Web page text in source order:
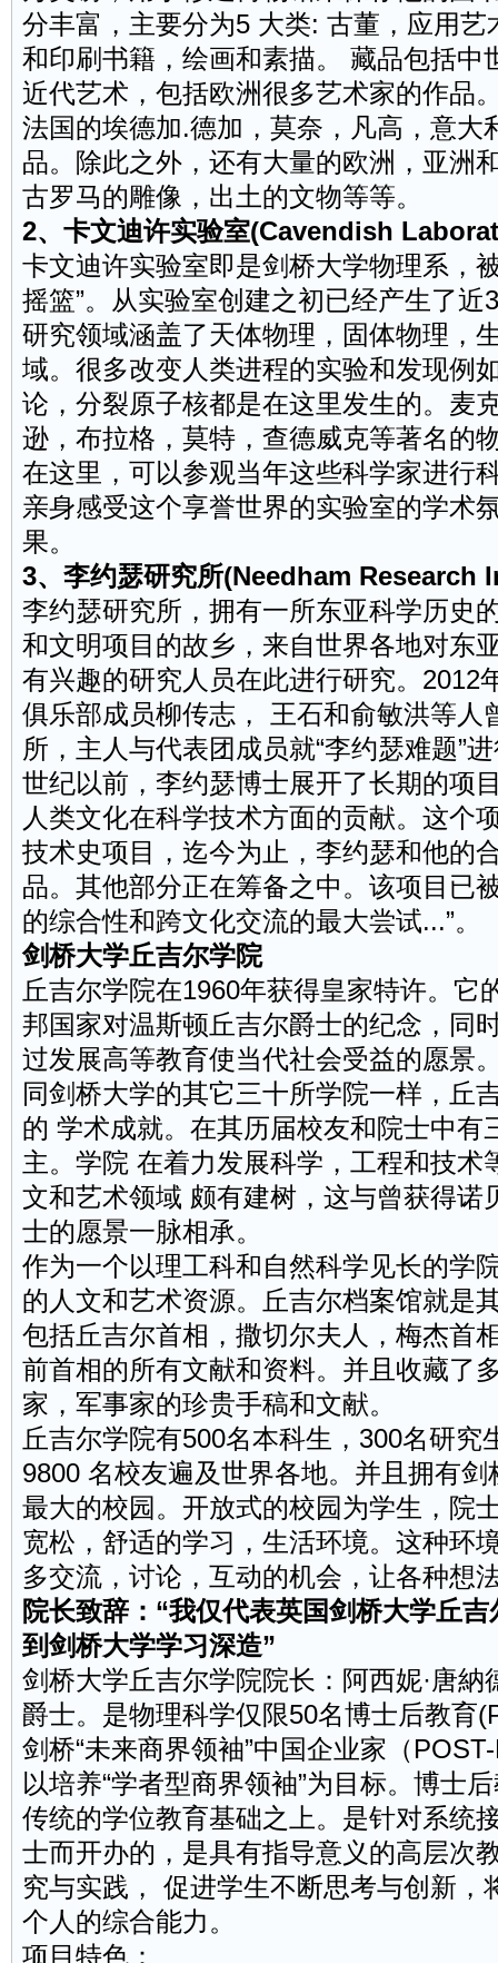
分丰富，主要分为5 大类: 古董，应用艺
和印刷书籍，绘画和素描。 藏品包括中
近代艺术，包括欧洲很多艺术家的作品
法国的埃德加.德加，莫奈，凡高，意大
品。除此之外，还有大量的欧洲，亚洲
古罗马的雕像，出土的文物等等。
2、卡文迪许实验室(Cavendish
卡文迪许实验室即是剑桥大学物理系，
摇篮”。从实验室创建之初已经产生了近
研究领域涵盖了天体物理，固体物理，
域。很多改变人类进程的实验和发现例
论，分裂原子核都是在这里发生的。麦
逊，布拉格，莫特，查德威克等著名的
在这里，可以参观当年这些科学家进行
亲身感受这个享誉世界的实验室的学术
果。
3、李约瑟研究所(Needham Research
李约瑟研究所，拥有一所东亚科学历史
和文明项目的故乡，来自世界各地对东
有兴趣的研究人员在此进行研究。2012
俱乐部成员柳传志， 王石和俞敏洪等人
所，主人与代表团成员就“李约瑟难题”
世纪以前，李约瑟博士展开了长期的项
人类文化在科学技术方面的贡献。这个
技术史项目，迄今为止，李约瑟和他的
品。其他部分正在筹备之中。该项目已
的综合性和跨文化交流的最大尝试...”。
剑桥大学丘吉尔学院
丘吉尔学院在1960年获得皇家特许。它
邦国家对温斯顿丘吉尔爵士的纪念，同
过发展高等教育使当代社会受益的愿景
同剑桥大学的其它三十所学院一样，丘
的 学术成就。在其历届校友和院士中有
主。学院 在着力发展科学，工程和技术
文和艺术领域 颇有建树，这与曾获得诺
士的愿景一脉相承。
作为一个以理工科和自然科学见长的学
的人文和艺术资源。丘吉尔档案馆就是
包括丘吉尔首相，撒切尔夫人，梅杰首
前首相的所有文献和资料。并且收藏了
家，军事家的珍贵手稿和文献。
丘吉尔学院有500名本科生，300名研究
9800 名校友遍及世界各地。并且拥有
最大的校园。开放式的校园为学生，院
宽松，舒适的学习，生活环境。这种环
多交流，讨论，互动的机会，让各种想
院长致辞：“我仅代表英国剑桥大学丘
到剑桥大学学习深造”
剑桥大学丘吉尔学院院长：阿西妮·唐納
爵士。是物理科学仅限50名博士后教育
剑桥“未来商界领袖”中国企业家（
以培养“学者型商界领袖”为目标。博士
传统的学位教育基础之上。是针对系统
士而开办的，是具有指导意义的高层次
究与实践， 促进学生不断思考与创新，
个人的综合能力。
项目特色：